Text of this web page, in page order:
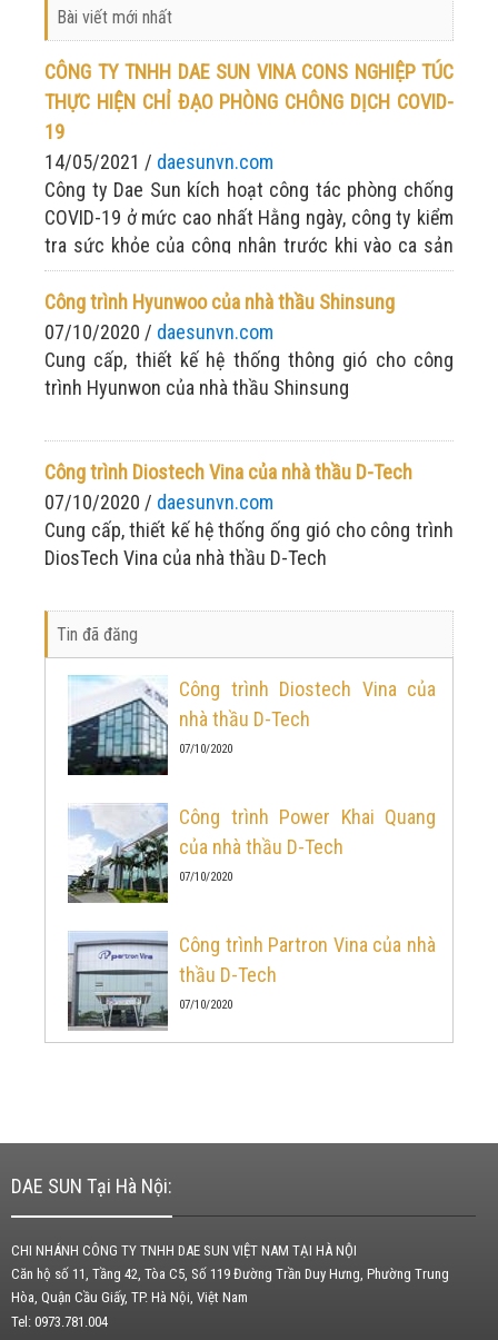
Bài viết mới nhất
CÔNG TY TNHH DAE SUN VINA CONS NGHIỆP TÚC
THỰC HIỆN CHỈ ĐẠO PHÒNG CHÔNG DỊCH COVID-
19
14/05/2021 / daesunvn.com
Công ty Dae Sun kích hoạt công tác phòng chống
COVID-19 ở mức cao nhất Hằng ngày, công ty kiểm
tra sức khỏe của công nhân trước khi vào ca sản
xuất Đề cao tinh thần: Chống dịch nghiêm túc -
sản xuất tập trung
Công trình Hyunwoo của nhà thầu Shinsung
07/10/2020 / daesunvn.com
Cung cấp, thiết kế hệ thống thông gió cho công
trình Hyunwon của nhà thầu Shinsung
Công trình Diostech Vina của nhà thầu D-Tech
07/10/2020 / daesunvn.com
Cung cấp, thiết kế hệ thống ống gió cho công trình
DiosTech Vina của nhà thầu D-Tech
Tin đã đăng
Công trình Diostech Vina của
nhà thầu D-Tech
07/10/2020
Công trình Power Khai Quang
của nhà thầu D-Tech
07/10/2020
Công trình Partron Vina của nhà
thầu D-Tech
07/10/2020
DAE SUN Tại Hà Nội:
CHI NHÁNH CÔNG TY TNHH DAE SUN VIỆT NAM TẠI HÀ NỘI
Căn hộ số 11, Tầng 42, Tòa C5, Số 119 Đường Trần Duy Hưng, Phường Trung
Hòa, Quận Cầu Giấy, TP. Hà Nội, Việt Nam
Tel: 0973.781.004